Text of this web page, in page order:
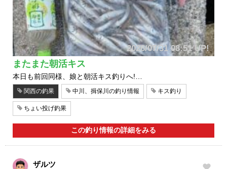
2026/07/31 08:51 UP!
またまた朝活キス
本日も前回同様、娘と朝活キス釣りへ!…
関西の釣果 中川、揖保川の釣り情報 キス釣り
ちょい投げ釣果
この釣り情報の詳細をみる
ザルツ